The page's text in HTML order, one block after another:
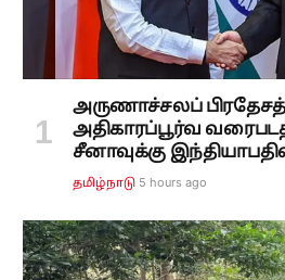
அருணாச்சலப்
அதிகாரப்பூர்வ
சீனாவுக்கு
தமிழ்நாடு 5 hours ago